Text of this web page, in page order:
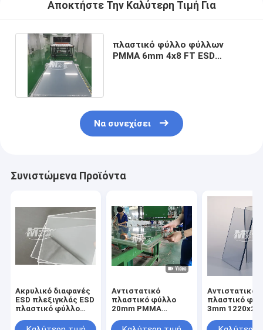
Αποκτήστε Την Καλύτερη Τιμή Για
πλαστικό φύλλο φύλλων
PMMA 6mm 4x8 FT ESD
Να συνεχίσει
Συνιστώμενα Προϊόντα
Ακρυλικό διαφανές
ESD πλεξιγκλάς ESD
πλαστικό φύλλο
φύλλων
Αντιστατικό
πλαστικό φύλλο
20mm PMMA
πιάτων ESD
Αντιστατικό
πλαστικό
3mm